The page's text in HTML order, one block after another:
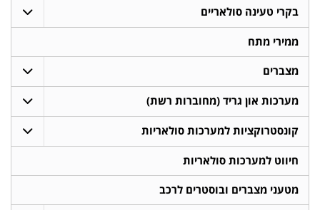
בקרי טעינה סולאריים
ממירי מתח
מצברים
מערכות און גריד (מחוברות רשת)
קונסטרוקציות למערכות סולאריות
חיווט למערכות סולאריות
מטעני מצברים ובוסטרים לרכב